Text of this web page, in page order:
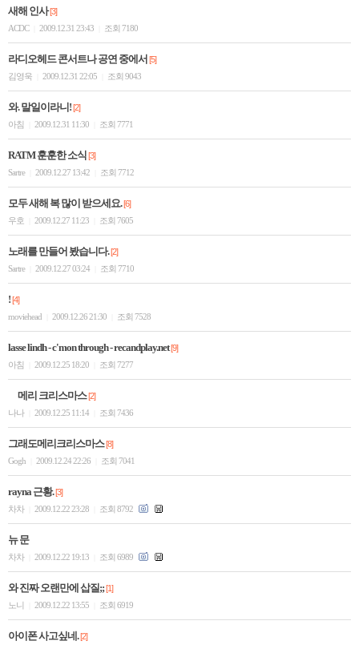
새해 인사[3]
ACDC
2009.12.31 23:43 조회 7180
라디오헤드 콘서트나 공연 중에서 [5]
김영욱
2009.12.31 22:05 조회 9043
와. 말일이라니![2]
아침
2009.12.31 11:30 조회 7771
RATM 훈훈한 소식 [3]
Sartre
2009.12.27 13:42 조회 7712
모두 새해 복 많이 받으세요.[6]
우호
2009.12.27 11:23 조회 7605
노래를 만들어 봤습니다.[2]
Sartre
2009.12.27 03:24 조회 7710
![4]
moviehead
2009.12.26 21:30 조회 7528
lasse lindh - c'mon through - recandplay.net[9]
아침
2009.12.25 18:20 조회 7277
메리 크리스마스[2]
나나
2009.12.25 11:14 조회 7436
그래도메리크리스마스[8]
Gogh
2009.12.24 22:26 조회 7041
rayna 근황.[3]
차차
2009.12.22 23:28 조회 8792
뉴 문
차차 2009.12.22 19:13 조회 6989
와 진짜 오랜만에 삽질;;[1]
노니
2009.12.22 13:55 조회 6919
아이폰 사고싶네.[2]